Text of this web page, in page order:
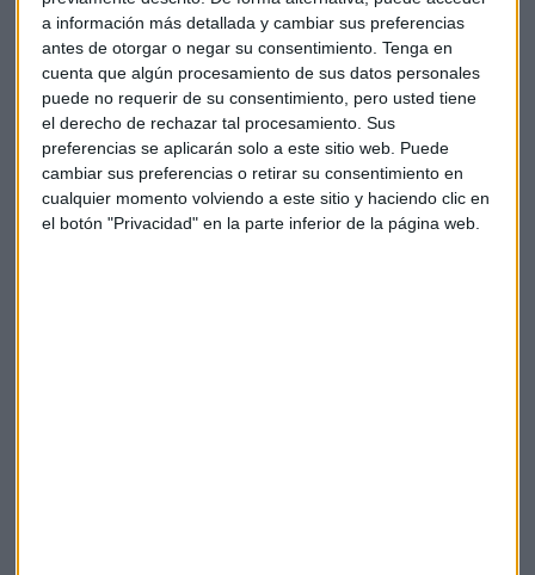
a información más detallada y cambiar sus preferencias
antes de otorgar o negar su consentimiento. Tenga en
cuenta que algún procesamiento de sus datos personales
puede no requerir de su consentimiento, pero usted tiene
el derecho de rechazar tal procesamiento. Sus
preferencias se aplicarán solo a este sitio web. Puede
cambiar sus preferencias o retirar su consentimiento en
cualquier momento volviendo a este sitio y haciendo clic en
el botón "Privacidad" en la parte inferior de la página web.
más diversificado.
Pero, añade, "estamos neutrales en la bancaporque han
pasado de una fase de cotizar en positivo a otra
caracterizada por el incremento de la mora y las
dificultades de acceso al crédito".
Enlargo, Pablo García apunta al sector petrolero y al